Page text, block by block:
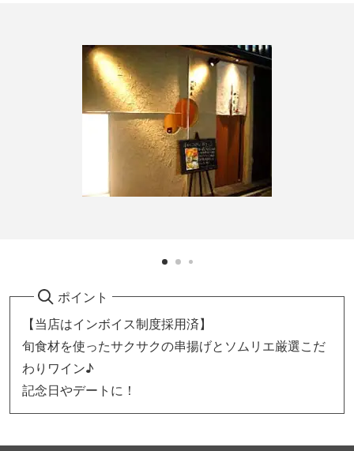
ポイント
【当店はインボイス制度採用済】
旬食材を使ったサクサクの串揚げとソムリエ厳選こだ
わりワイン♪
記念日やデートに！